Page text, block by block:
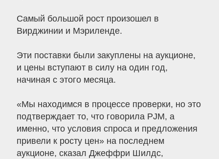
Самый большой рост произошел в
Вирджинии и Мэриленде.
Эти поставки были закуплены на аукционе,
и цены вступают в силу на один год,
начиная с этого месяца.
«Мы находимся в процессе проверки, но это
подтверждает то, что говорила PJM, а
именно, что условия спроса и предложения
привели к росту цен» на последнем
аукционе, сказал Джеффри Шилдс,